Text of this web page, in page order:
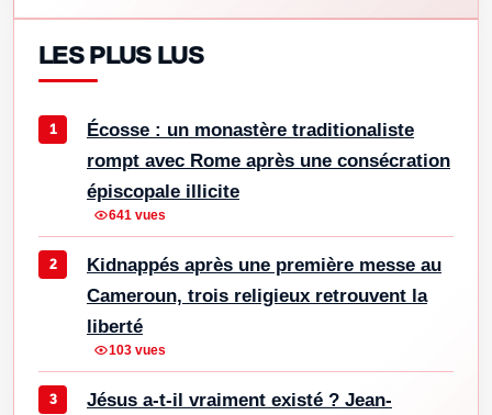
LES PLUS LUS
Écosse : un monastère traditionaliste
rompt avec Rome après une consécration
épiscopale illicite
641 vues
Kidnappés après une première messe au
Cameroun, trois religieux retrouvent la
liberté
103 vues
Jésus a-t-il vraiment existé ? Jean-